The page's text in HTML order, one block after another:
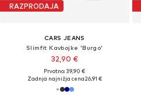
RAZPRODAJA
CARS JEANS
Slimfit Kavbojke 'Burgo'
32,90 €
Prvotno: 39,90 €
Zadnja najnižja cena26,91 €